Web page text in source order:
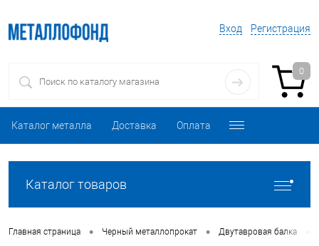
Вход Регистрация
0
Каталог металла Доставка Оплата
Каталог товаров
Главная страница • Черный металлопрокат • Двутавровая балка